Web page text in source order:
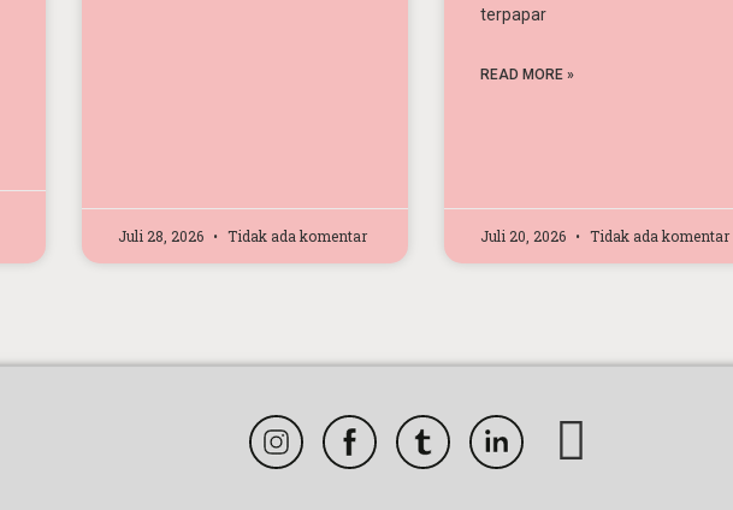
Juli 28, 2026 Tidak ada komentar
terpapar
READ MORE »
Juli 20, 2026 Tidak ada komentar